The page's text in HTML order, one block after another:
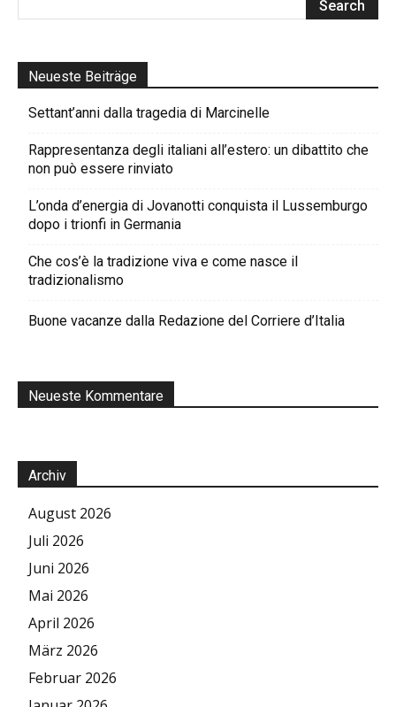
Neueste Beiträge
Settant’anni dalla tragedia di Marcinelle
Rappresentanza degli italiani all’estero: un dibattito che
non può essere rinviato
L’onda d’energia di Jovanotti conquista il Lussemburgo
dopo i trionfi in Germania
Che cos’è la tradizione viva e come nasce il
tradizionalismo
Buone vacanze dalla Redazione del Corriere d’Italia
Neueste Kommentare
Archiv
August 2026
Juli 2026
Juni 2026
Mai 2026
April 2026
März 2026
Februar 2026